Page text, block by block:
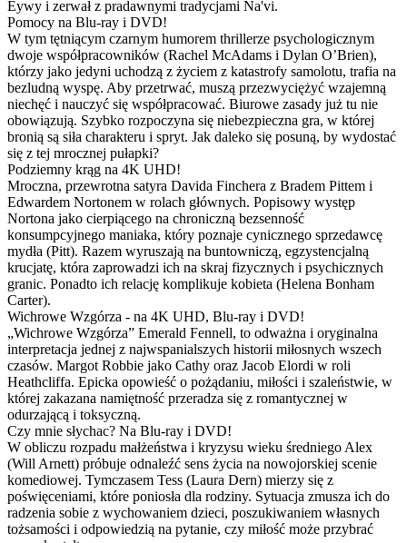
Eywy i zerwał z pradawnymi tradycjami Na'vi.
Pomocy na Blu-ray i DVD!
W tym tętniącym czarnym humorem thrillerze psychologicznym
dwoje współpracowników (Rachel McAdams i Dylan O’Brien),
którzy jako jedyni uchodzą z życiem z katastrofy samolotu, trafia na
bezludną wyspę. Aby przetrwać, muszą przezwyciężyć wzajemną
niechęć i nauczyć się współpracować. Biurowe zasady już tu nie
obowiązują. Szybko rozpoczyna się niebezpieczna gra, w której
bronią są siła charakteru i spryt. Jak daleko się posuną, by wydostać
się z tej mrocznej pułapki?
Podziemny krąg na 4K UHD!
Mroczna, przewrotna satyra Davida Finchera z Bradem Pittem i
Edwardem Nortonem w rolach głównych. Popisowy występ
Nortona jako cierpiącego na chroniczną bezsenność
konsumpcyjnego maniaka, który poznaje cynicznego sprzedawcę
mydła (Pitt). Razem wyruszają na buntowniczą, egzystencjalną
krucjatę, która zaprowadzi ich na skraj fizycznych i psychicznych
granic. Ponadto ich relację komplikuje kobieta (Helena Bonham
Carter).
Wichrowe Wzgórza - na 4K UHD, Blu-ray i DVD!
„Wichrowe Wzgórza” Emerald Fennell, to odważna i oryginalna
interpretacja jednej z najwspanialszych historii miłosnych wszech
czasów. Margot Robbie jako Cathy oraz Jacob Elordi w roli
Heathcliffa. Epicka opowieść o pożądaniu, miłości i szaleństwie, w
której zakazana namiętność przeradza się z romantycznej w
odurzającą i toksyczną.
Czy mnie słychac? Na Blu-ray i DVD!
W obliczu rozpadu małżeństwa i kryzysu wieku średniego Alex
(Will Arnett) próbuje odnaleźć sens życia na nowojorskiej scenie
komediowej. Tymczasem Tess (Laura Dern) mierzy się z
poświęceniami, które poniosła dla rodziny. Sytuacja zmusza ich do
radzenia sobie z wychowaniem dzieci, poszukiwaniem własnych
tożsamości i odpowiedzią na pytanie, czy miłość może przybrać